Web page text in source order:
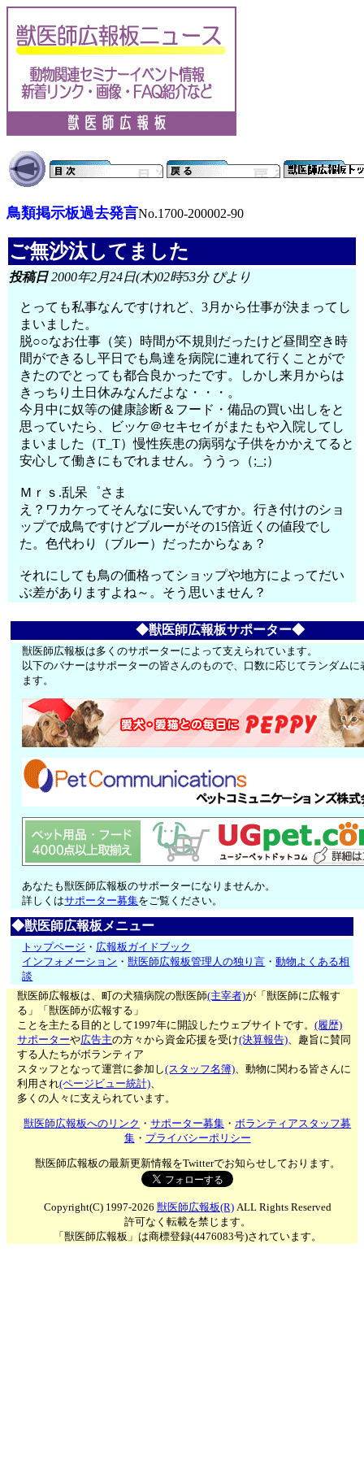
鳥類掲示板過去発言No.1700-200002-90
ご無沙汰してました
投稿日2000年2月24日(木)02時53分 ぴより
とっても私事なんですけれど、3月から仕事が決まってし
まいました。
脱○○なお仕事（笑）時間が不規則だったけど昼間空き時
間ができるし平日でも鳥達を病院に連れて行くことがで
きたのでとっても都合良かったです。しかし来月からは
きっちり土日休みなんだよな・・・。
今月中に奴等の健康診断＆フード・備品の買い出しをと
思っていたら、ビッケ＠セキセイがまたもや入院してし
まいました（T_T）慢性疾患の病弱な子供をかかえてると
安心して働きにもでれません。ううっ（;_;）
Ｍｒｓ.乱呆゜さま
え？ワカケってそんなに安いんですか。行き付けのショ
ップで成鳥ですけどブルーがその15倍近くの値段でし
た。色代わり（ブルー）だったからなぁ？
それにしても鳥の価格ってショップや地方によってだい
ぶ差がありますよね～。そう思いません？
◆獣医師広報板サポーター◆
獣医師広報板は多くのサポーターによって支えられています。
以下のバナーはサポーターの皆さんのもので、口数に応じてランダムに
ます。
あなたも獣医師広報板のサポーターになりませんか。
詳しくはサポーター募集をご覧ください。
◆獣医師広報板メニュー
トップページ ・ 広報板ガイドブック
インフォメーション ・獣医師広報板管理人の独り言 ・動物よくある相
談
獣医師広報板は、町の犬猫病院の獣医師(主宰者)が「獣医師に広報す
る」「獣医師が広報する」
ことを主たる目的として1997年に開設したウェブサイトです。(履歴)
サポーターや広告主の方々から資金応援を受け(決算報告)、趣旨に賛同
する人たちがボランティア
スタッフとなって運営に参加し(スタッフ名簿)、動物に関わる皆さんに
利用され(ページビュー統計)、
多くの人々に支えられています。
獣医師広報板へのリンク ・サポーター募集 ・ボランティアスタッフ募
集・ プライバシーポリシー
獣医師広報板の最新更新情報をTwitterでお知らせしております。
Copyright(C) 1997-2026 獣医師広報板(R)ALL Rights Reserved
許可なく転載を禁じます。
「獣医師広報板」は商標登録(4476083号)されています。